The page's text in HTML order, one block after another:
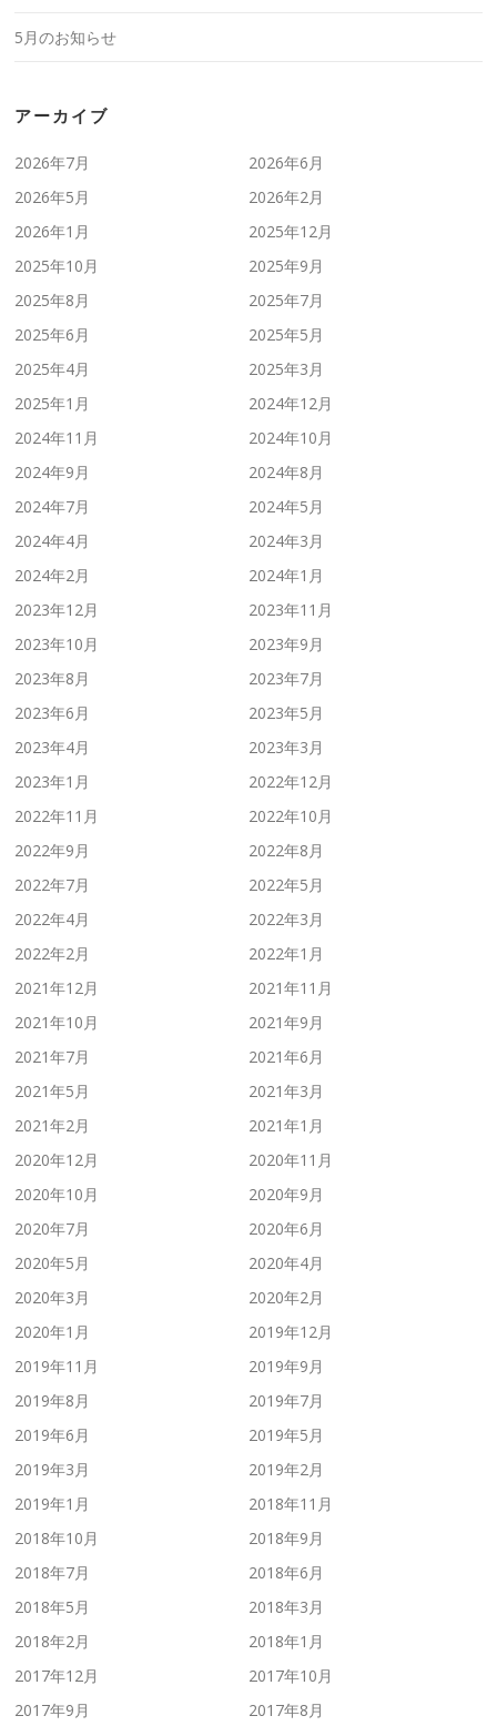
5月のお知らせ
アーカイブ
2026年7月
2026年6月
2026年5月
2026年2月
2026年1月
2025年12月
2025年10月
2025年9月
2025年8月
2025年7月
2025年6月
2025年5月
2025年4月
2025年3月
2025年1月
2024年12月
2024年11月
2024年10月
2024年9月
2024年8月
2024年7月
2024年5月
2024年4月
2024年3月
2024年2月
2024年1月
2023年12月
2023年11月
2023年10月
2023年9月
2023年8月
2023年7月
2023年6月
2023年5月
2023年4月
2023年3月
2023年1月
2022年12月
2022年11月
2022年10月
2022年9月
2022年8月
2022年7月
2022年5月
2022年4月
2022年3月
2022年2月
2022年1月
2021年12月
2021年11月
2021年10月
2021年9月
2021年7月
2021年6月
2021年5月
2021年3月
2021年2月
2021年1月
2020年12月
2020年11月
2020年10月
2020年9月
2020年7月
2020年6月
2020年5月
2020年4月
2020年3月
2020年2月
2020年1月
2019年12月
2019年11月
2019年9月
2019年8月
2019年7月
2019年6月
2019年5月
2019年3月
2019年2月
2019年1月
2018年11月
2018年10月
2018年9月
2018年7月
2018年6月
2018年5月
2018年3月
2018年2月
2018年1月
2017年12月
2017年10月
2017年9月
2017年8月